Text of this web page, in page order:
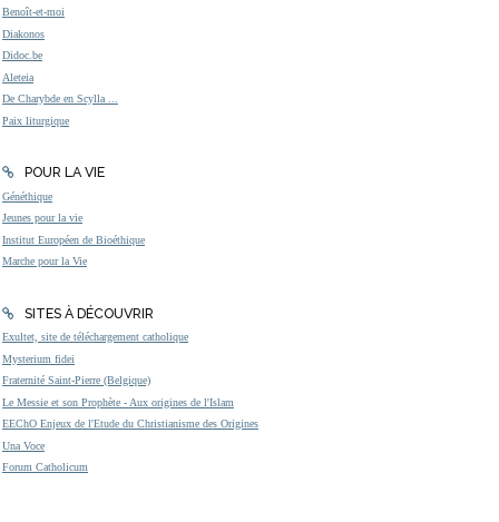
Benoît-et-moi
Diakonos
Didoc.be
Aleteia
De Charybde en Scylla ...
Paix liturgique
POUR LA VIE
Généthique
Jeunes pour la vie
Institut Européen de Bioéthique
Marche pour la Vie
SITES À DÉCOUVRIR
Exultet, site de téléchargement catholique
Mysterium fidei
Fraternité Saint-Pierre (Belgique)
Le Messie et son Prophète - Aux origines de l'Islam
EEChO Enjeux de l'Etude du Christianisme des Origines
Una Voce
Forum Catholicum